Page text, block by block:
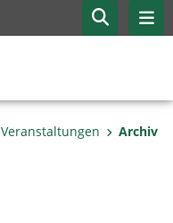
Veranstaltungen Archiv